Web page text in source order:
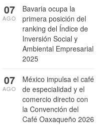
Bavaria ocupa la
primera posición del
ranking del Índice de
Inversión Social y
Ambiental Empresarial
2025
07
AGO
México impulsa el café
de especialidad y el
comercio directo con
la Convención del
Café Oaxaqueño 2026
07
AGO